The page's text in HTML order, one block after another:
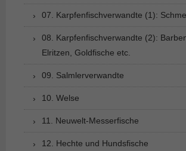
07. Karpfenfischverwandte (1):
08. Karpfenfischverwandte (2):
Elritzen, Goldfische etc.
09. Salmlerverwandte
10. Welse
11. Neuwelt-Messerfische
12. Hechte und Hundsfische